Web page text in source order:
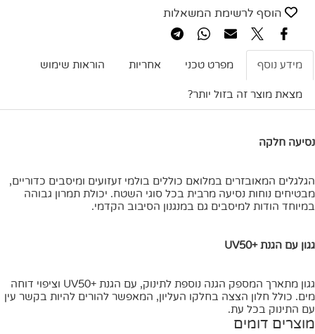
הוסף לרשימת המשאלות
מידע נוסף מפרט טכני אחריות הוראות שימוש
מצאת מוצר זה בזול יותר?
נסיעה חלקה
הגלגלים המאובזרים במלואם כוללים בולמי זעזועים ומיסבים כדוריים,
מבטיחים נוחות נסיעה מרבית בכל סוגי השטח. יכולת תמרון גבוהה
במיוחד הודות למיסבים גם במנגנון הסיבוב הקדמי.
גגון עם הגנת +UV50
גגון מתארך המספק הגנה נוספת לתינוק, עם הגנת +UV50 וציפוי דוחה
מים. כולל חלון הצצה בחלקו העליון, המאפשר להורים להיות בקשר עין
עם התינוק בכל עת.
מוצרים דומים